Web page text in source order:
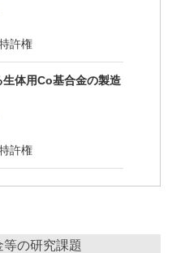
許権
体用Co基合金の製造
許権
の研究課題